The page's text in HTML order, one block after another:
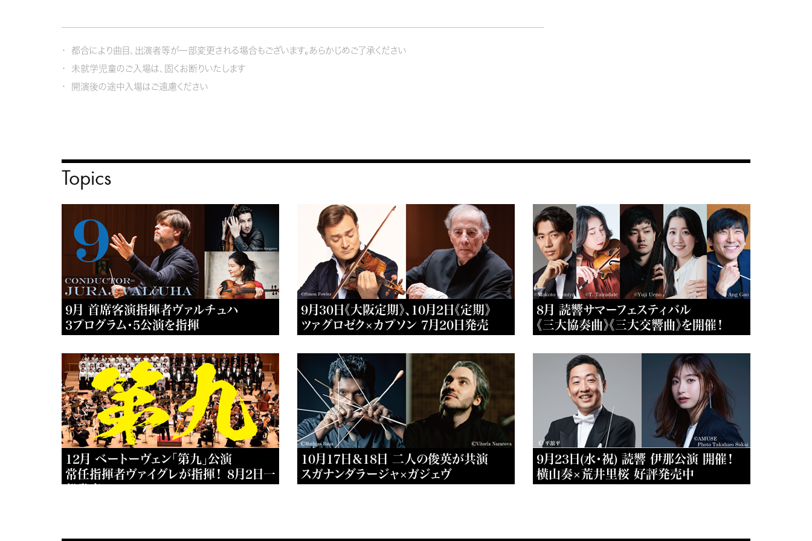
都合により曲目、出演者等が一部変更される場合もございます。あらかじめご了承ください
未就学児童のご入場は、固くお断りいたします
開演後の途中入場はご遠慮ください
Topics
9月 首席客演指揮者ヴァルチュハ
3プログラム・5公演を指揮
9月30日《大阪定期》、10月2日《定期》
ツァグロゼク×カプソン 7月20日発売
8月 読響サマーフェスティバル
《三大協奏曲》《三大交響曲》を開催！
12月 ベートーヴェン「第九」公演
常任指揮者ヴァイグレが指揮！ 8月2日一
10月17日＆18日 二人の俊英が共演
スガナンダラージャ×ガジェヴ
9月23日(水・祝) 読響 伊那公演 開催！
横山奏×荒井里桜 好評発売中